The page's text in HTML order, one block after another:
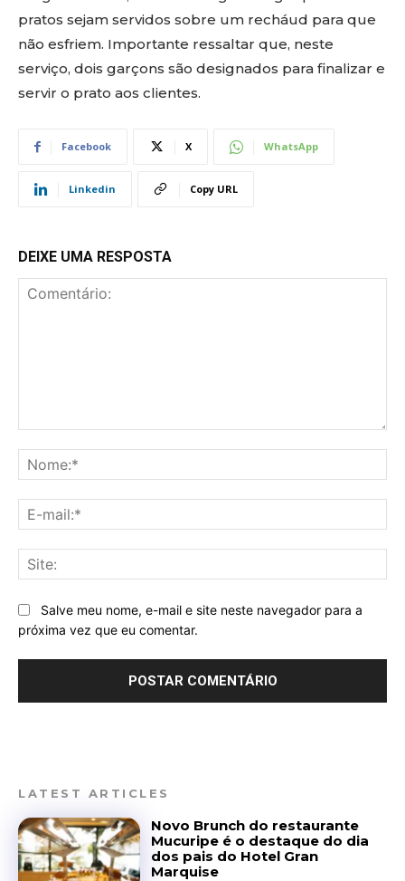
pratos sejam servidos sobre um recháud para que
não esfriem. Importante ressaltar que, neste
serviço, dois garçons são designados para finalizar e
servir o prato aos clientes.
Facebook X WhatsApp
Linkedin Copy URL
DEIXE UMA RESPOSTA
Salve meu nome, e-mail e site neste navegador para a
próxima vez que eu comentar.
LATEST ARTICLES
Novo Brunch do restaurante
Mucuripe é o destaque do dia
dos pais do Hotel Gran
Marquise